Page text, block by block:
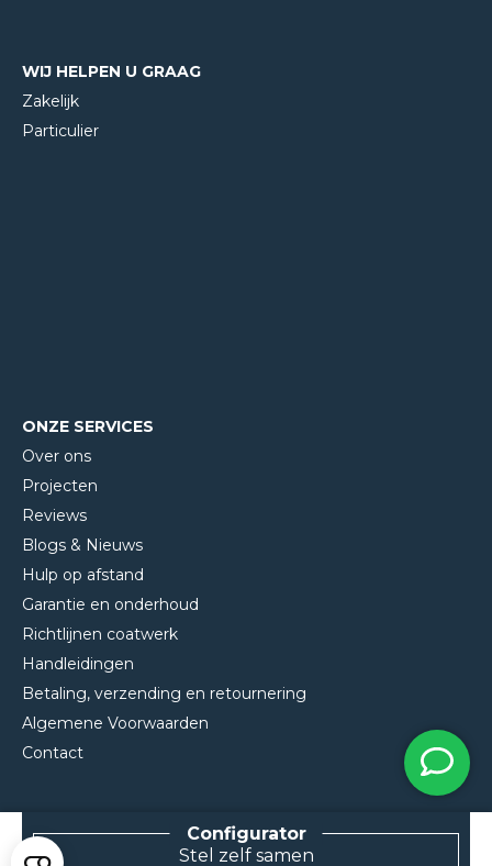
WIJ HELPEN U GRAAG
Zakelijk
Particulier
ONZE SERVICES
Over ons
Projecten
Reviews
Blogs & Nieuws
Hulp op afstand
Garantie en onderhoud
Richtlijnen coatwerk
Handleidingen
Betaling, verzending en retournering
Algemene Voorwaarden
Contact
Stel zelf samen